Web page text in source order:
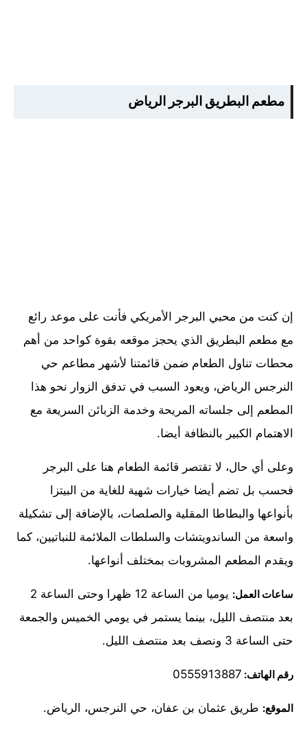
مطعم البطريق البرجر الرياض
إن كنت من محبي البرجر الأمريكي فأنت على موعد رائع
مع مطعم البطريق الذي يحجز موقعه بقوة كواحد من أهم
محطات تناول الطعام ضمن قائمتنا لأشهر مطاعم حي
النرجس الرياض، ويعود السبب في تدفق الزوار نحو هذا
المطعم إلى جلساته المريحة وخدمة الزبائن السريعة مع
الاهتمام الكبير بالنظافة أيضا.
وعلى أي حال، لا تقتصر قائمة الطعام هنا على البرجر
فحسب بل تضم أيضا خيارات شهية للغاية من البيتزا
بأنواعها والبطاطا المقلية والصلصات، بالإضافة إلى تشكيلة
واسعة من الساندويتشات والسلطات الملائمة للنباتيين، كما
ويقدم المطعم المشروبات بمختلف أنواعها.
ساعات العمل:
يوميا من الساعة 12 ظهرا وحتى الساعة 2
بعد منتصف الليل، بينما يستمر في يومي الخميس والجمعة
حتى الساعة 3 ونصف بعد منتصف الليل.
رقم الهاتف: 0555913887
الموقع: طريق عثمان بن عفان، حي النرجس، الرياض.